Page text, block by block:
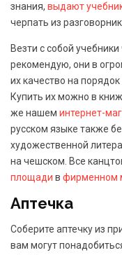
знания, выдают
черпать из
Везти с собой
рекомендую, они в
их качество на
Купить их можно в
же нашем интернет-
русском языке также
художественной
на чешском. Все
площади в фирменном
Аптечка
Соберите аптечку из
вам могут